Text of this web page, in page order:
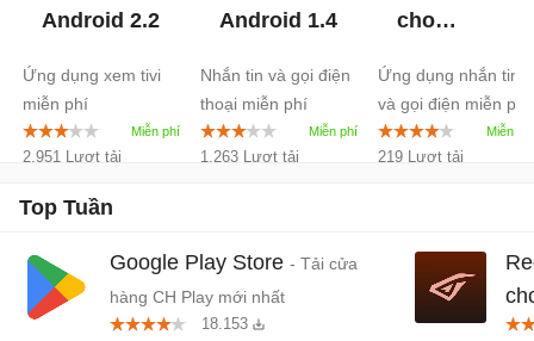
Android 2.2
Ứng dụng xem tivi
miễn phí
2.951 Lượt tải
Android 1.4
Nhắn tin và gọi điện
thoại miễn phí
1.263 Lượt tải
cho
8.63
Ứng dụng nhắn tin
và gọi điện miễn phí
219 Lượt tải
Top Tuần
Google Play Store - Tải cửa
hàng CH Play mới nhất
18.153